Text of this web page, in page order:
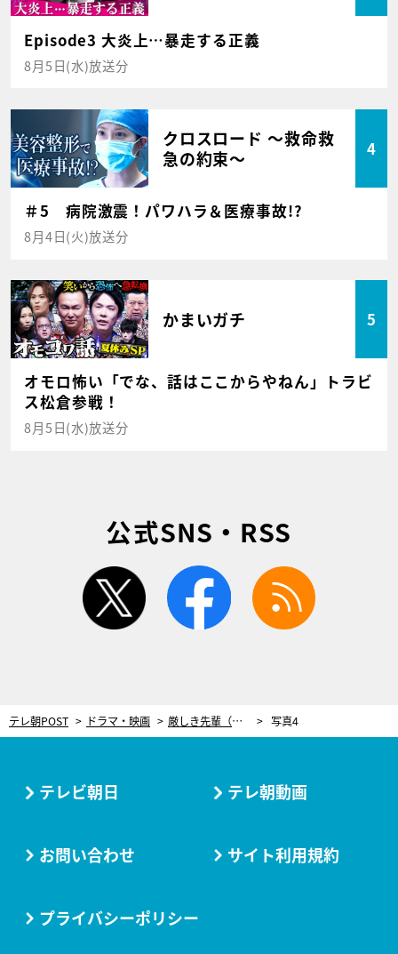
Episode3 大炎上…暴走する正義
8月5日(水)放送分
クロスロード ～救命救
急の約束～
4
＃5 病院激震！パワハラ＆医療事故!?
8月4日(火)放送分
かまいガチ 5
オモロ怖い「でな、話はここからやねん」トラビ
ス松倉参戦！
8月5日(水)放送分
公式SNS・RSS
twitter facebook
テレ朝POST ドラマ・映画 厳しき先輩（安達祐実）が、後輩（森田望智）に痛烈ビンタ！“パワハラ問題”同時多発＜ザ・トラベルナース＞ 写真4
テレビ朝日 テレ朝動画
お問い合わせ サイト利用規約
プライバシーポリシー